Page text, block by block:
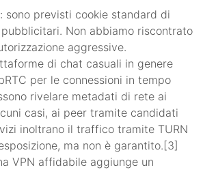
sono previsti cookie standard di
Non abbiamo riscontrato
aggressive.
di chat casuali in genere
per le connessioni in tempo
rivelare metadati di rete ai
casi, ai peer tramite candidati
inoltrano il traffico tramite TURN
ma non è garantito.[3]
VPN affidabile aggiunge un